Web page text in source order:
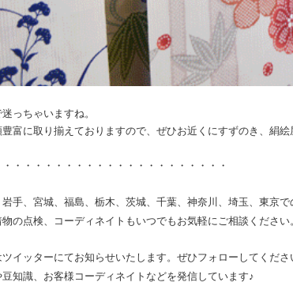
っちゃいますね。
豊富に取り揃えておりますので、ぜひお近くにすずのき、絹
・・・・・・・・・・・・・・・・・・・・・・
手、宮城、福島、栃木、茨城、千葉、神奈川、埼玉、東京で
の点検、コーディネイトもいつでもお気軽にご相談ください
イッターにてお知らせいたします。ぜひフォローしてくださ
豆知識、お客様コーディネイトなどを発信しています♪